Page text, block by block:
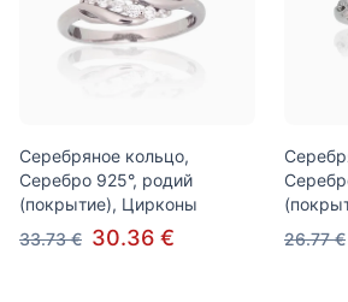
Серебряное кольцо,
Серебро 925°, родий
(покрытие), Цирконы
33.73 € 30.36 €
26.77 €